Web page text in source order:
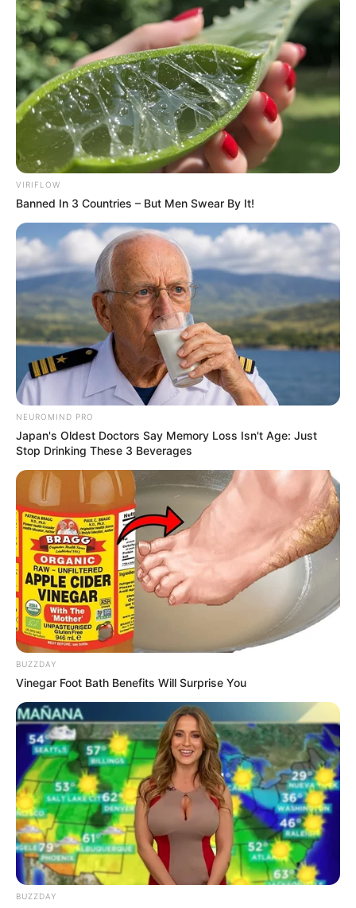
LIHAT ARTIKEL LAINNYA
Gak Tega Makan, 10
Karya Kreatif Roti
Panggang Anti
Mainstream
10 Kreasi Roti Meses Ala
Nitizen Ini Buktikan
Kreativitas Tanpa Batas
10 Potret Karya Lukisan
yang Dibuat Ulang, Jadi
Kocak Banget!
10 Ide Kreatif Ubah
Sampah di Pantai Jadi
Miniatur Rumah
Kreatif Banget, 10 Desain
Lantai 3D yang Mirip
Seperti Asli
Gak Nyangka, 10
VIRIFLOW
Banned In 3 Countries – But Men Swear By It!
NEUROMIND PRO
Japan's Oldest Doctors Say Memory Loss Isn't Age: Just
Stop Drinking These 3 Beverages
BUZZDAY
Vinegar Foot Bath Benefits Will Surprise You
BUZZDAY